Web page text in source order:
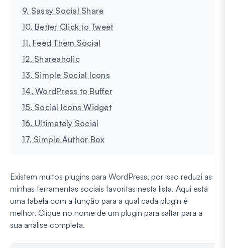
9. Sassy Social Share
10. Better Click to Tweet
11. Feed Them Social
12. Shareaholic
13. Simple Social Icons
14. WordPress to Buffer
15. Social Icons Widget
16. Ultimately Social
17. Simple Author Box
Existem muitos plugins para WordPress, por isso reduzi as
minhas ferramentas sociais favoritas nesta lista. Aqui está
uma tabela com a função para a qual cada plugin é
melhor. Clique no nome de um plugin para saltar para a
sua análise completa.